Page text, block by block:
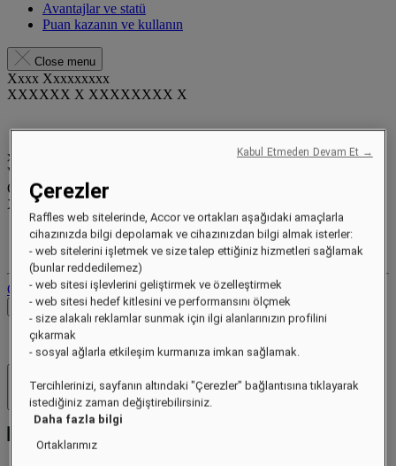
Avantajlar ve statü
Puan kazanın ve kullanın
Close menu
Xxxx Xxxxxxxxx
XXXXXX X XXXXXXXX X
xxxxxxxx
Valid until
Ödül puanlar
XXXpts
Sadakat hesabınız
Rezervasyonlarınız
Oturumu Kapat
Fiyatları Kontrol Et
Otel ve Tatil Köyleri
Menüyü aç
Çerezler
Raffles web sitelerinde, Accor ve ortakları aşağıdaki amaçlarla
cihazınızda bilgi depolamak ve cihazınızdan bilgi almak isterler:
- web sitelerini işletmek ve size talep ettiğiniz hizmetleri sağlamak
(bunlar reddedilemez)
- web sitesi işlevlerini geliştirmek ve özelleştirmek
- web sitesi hedef kitlesini ve performansını ölçmek
- size alakalı reklamlar sunmak için ilgi alanlarınızın profilini
çıkarmak
- sosyal ağlarla etkileşim kurmanıza imkan sağlamak.
Tercihlerinizi, sayfanın altındaki "Çerezler" bağlantısına tıklayarak
istediğiniz zaman değiştirebilirsiniz.
Daha fazla bilgi
Ortaklarımız
Kabul Etmeden Devam Et →